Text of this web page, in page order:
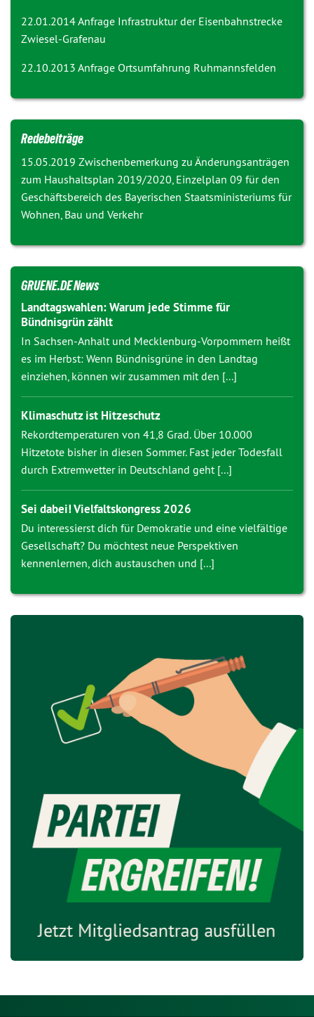
22.01.2014 Anfrage Infrastruktur der Eisenbahnstrecke
Zwiesel-Grafenau
22.10.2013 Anfrage Ortsumfahrung Ruhmannsfelden
Redebeiträge
15.05.2019 Zwischenbemerkung zu Änderungsanträgen
zum Haushaltsplan 2019/2020, Einzelplan 09 für den
Geschäftsbereich des Bayerischen Staatsministeriums für
Wohnen, Bau und Verkehr
GRUENE.DE News
Landtagswahlen: Warum jede Stimme für
Bündnisgrün zählt
In Sachsen-Anhalt und Mecklenburg-Vorpommern heißt
es im Herbst: Wenn Bündnisgrüne in den Landtag
einziehen, können wir zusammen mit den [...]
Klimaschutz ist Hitzeschutz
Rekordtemperaturen von 41,8 Grad. Über 10.000
Hitzetote bisher in diesen Sommer. Fast jeder Todesfall
durch Extremwetter in Deutschland geht [...]
Sei dabei! Vielfaltskongress 2026
Du interessierst dich für Demokratie und eine vielfältige
Gesellschaft? Du möchtest neue Perspektiven
kennenlernen, dich austauschen und [...]